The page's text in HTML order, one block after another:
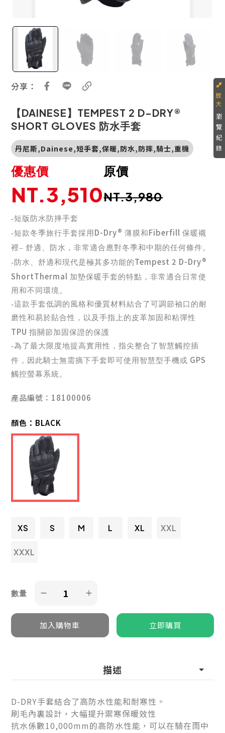
分享：
【DAINESE】TEMPEST 2 D-DRY®
SHORT GLOVES 防水手套
丹尼斯,Dainese,短手套,保暖,防水,防摔,騎士,重機
原價
NT.3,980
優惠價
NT.3,510
-短版防水防摔手套
-短款冬季旅行手套採用 D-Dry®薄膜和Fiberfill保暖襯
裡– 舒適、防水，非常適合應對冬季和中期的任何條件。
-防水、舒適和現代是極其多功能的Tempest 2 D-Dry®
ShortThermal 加墊保暖手套的特點，非常適合日常使
用和不同環境。
-這款手套低調的風格和優質材料結合了可調節袖口的耐
磨性和易於貼合性，以及手指上的皮革加固和粘彈性
TPU指關節加固保證的保護
-為了最大限度地提高實用性，指尖整合了智慧觸控插
件，因此騎士無需摘下手套即可使用智慧型手機或 GPS
觸控螢幕系統。
產品編號：18100006
顏色： BLACK
XS S M L XL XXL
XXXL
數量
描述
D-DRY手套結合了高防水性能和耐寒性。
刷毛內裏設計，大幅提升禦寒保暖效性
抗水係數10,000mm的高防水性能，可以在騎在雨中
瀏
覽
紀
錄